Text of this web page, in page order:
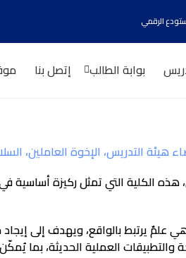
الرقمي
بوابة الطالب إتصل بنا
هيئة التدريس، الإخوة العاملين،
الكلية التي تمثل ركيزة أساسية في
يرتبط بالواقع، ويهدف إلى
العملية الحديثة، بما